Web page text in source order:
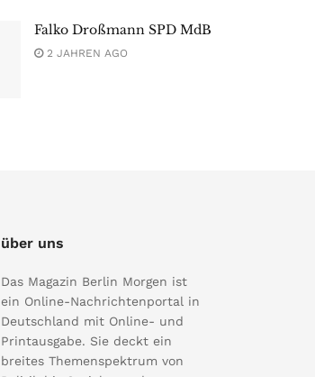
Falko Droßmann SPD MdB
2 JAHREN AGO
über uns
Das Magazin Berlin Morgen ist
ein Online-Nachrichtenportal in
Deutschland mit Online- und
Printausgabe. Sie deckt ein
breites Themenspektrum von